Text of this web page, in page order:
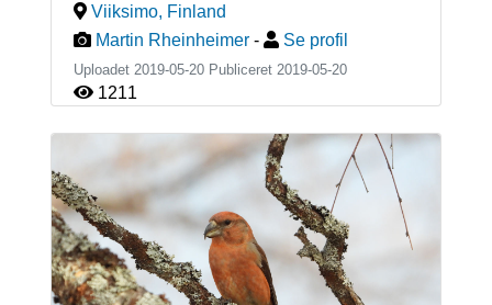
Viiksimo, Finland
Martin Rheinheimer - Se profil
Uploadet 2019-05-20 Publiceret 2019-05-20
1211